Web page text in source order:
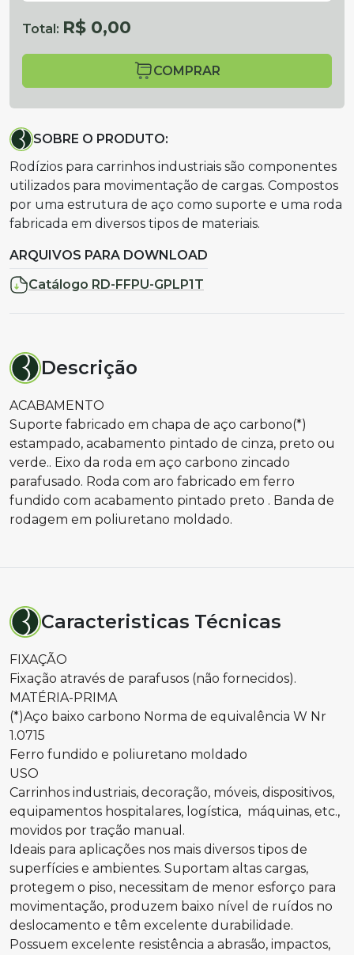
Total: R$ 0,00
COMPRAR
SOBRE O PRODUTO:
Rodízios para carrinhos industriais são componentes
utilizados para movimentação de cargas. Compostos
por uma estrutura de aço como suporte e uma roda
fabricada em diversos tipos de materiais.
ARQUIVOS PARA DOWNLOAD
Catálogo RD-FFPU-GPLP1T
Descrição
ACABAMENTO
Suporte fabricado em chapa de aço carbono(*)
estampado, acabamento pintado de cinza, preto ou
verde.. Eixo da roda em aço carbono zincado
parafusado. Roda com aro fabricado em ferro
fundido com acabamento pintado preto . Banda de
rodagem em poliuretano moldado.
Caracteristicas Técnicas
FIXAÇÃO
Fixação através de parafusos (não fornecidos).
MATÉRIA-PRIMA
(*)Aço baixo carbono Norma de equivalência W Nr
1.0715
Ferro fundido e poliuretano moldado
USO
Carrinhos industriais, decoração, móveis, dispositivos,
equipamentos hospitalares, logística, máquinas, etc.,
movidos por tração manual.
Ideais para aplicações nos mais diversos tipos de
superfícies e ambientes. Suportam altas cargas,
protegem o piso, necessitam de menor esforço para
movimentação, produzem baixo nível de ruídos no
deslocamento e têm excelente durabilidade.
Possuem excelente resistência a abrasão, impactos,